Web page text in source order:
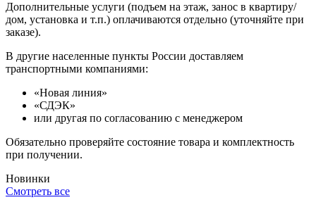
Дополнительные услуги (подъем на этаж, занос в квартиру/
дом, установка и т.п.) оплачиваются отдельно (уточняйте при
заказе).
В другие населенные пункты России доставляем
транспортными компаниями:
«Новая линия»
«СДЭК»
или другая по согласованию с менеджером
Обязательно проверяйте состояние товара и комплектность
при получении.
Новинки
Смотреть все